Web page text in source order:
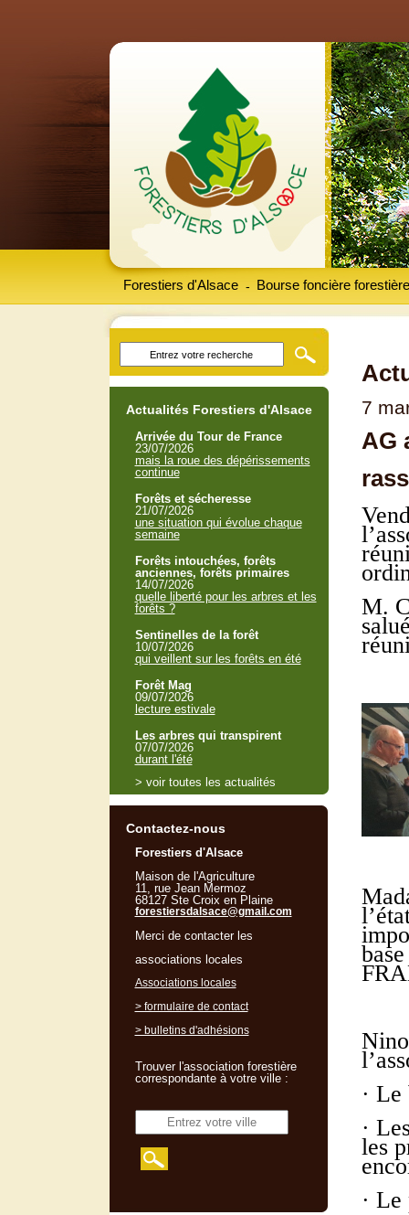
Forestiers d'Alsace Bourse foncière forestière
-
7
AG
M.
·
·
les
·
Actualités Forestiers d'Alsace
Arrivée du Tour de France
23/07/2026
mais la roue des dépérissements
continue
Forêts et sécheresse
21/07/2026
une situation qui évolue chaque
semaine
Forêts intouchées, forêts
anciennes, forêts primaires
14/07/2026
quelle liberté pour les arbres et les
forêts ?
Sentinelles de la forêt
10/07/2026
qui veillent sur les forêts en été
Forêt Mag
09/07/2026
lecture estivale
Les arbres qui transpirent
07/07/2026
durant l'été
> voir toutes les actualités
Contactez-nous
Forestiers d'Alsace
Maison de l'Agriculture
11, rue Jean Mermoz
68127 Ste Croix en Plaine
forestiersdalsace@gmail.com
Merci de contacter les
associations locales
Associations locales
> formulaire de contact
> bulletins d'adhésions
Trouver l'association forestière
correspondante à votre ville :